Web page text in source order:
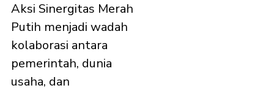
Aksi Sinergitas Merah
Putih menjadi wadah
kolaborasi antara
pemerintah, dunia
usaha, dan